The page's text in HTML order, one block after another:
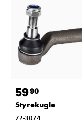
5990
Styrekugle
72-3074